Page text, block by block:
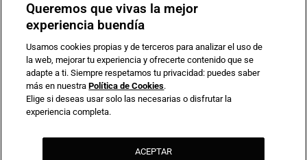
Compromiso de seguridad en pagos electrónicos
Queremos que vivas la mejor
experiencia buendía
Usamos cookies propias y de terceros para analizar el uso de
la web, mejorar tu experiencia y ofrecerte contenido que se
adapte a ti. Siempre respetamos tu privacidad: puedes saber
más en nuestraPolítica de Cookies.
Elige si deseas usar solo las necesarias o disfrutar la
experiencia completa.
ACEPTAR